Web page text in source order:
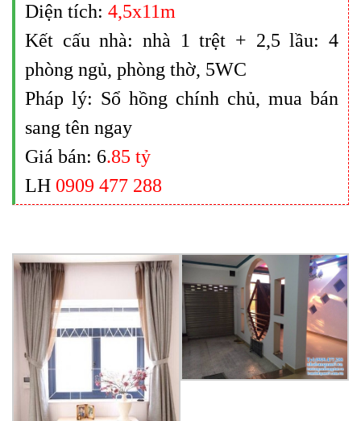
Diện tích: 4,5x11m
Kết cấu nhà: nhà 1 trệt + 2,5 lầu: 4
phòng ngủ, phòng thờ, 5WC
Pháp lý: Sổ hồng chính chủ, mua bán
sang tên ngay
Giá bán: 6.85 tỷ
LH 0909 477 288